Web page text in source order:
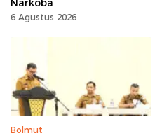
Narkoba
6 Agustus 2026
Bolmut